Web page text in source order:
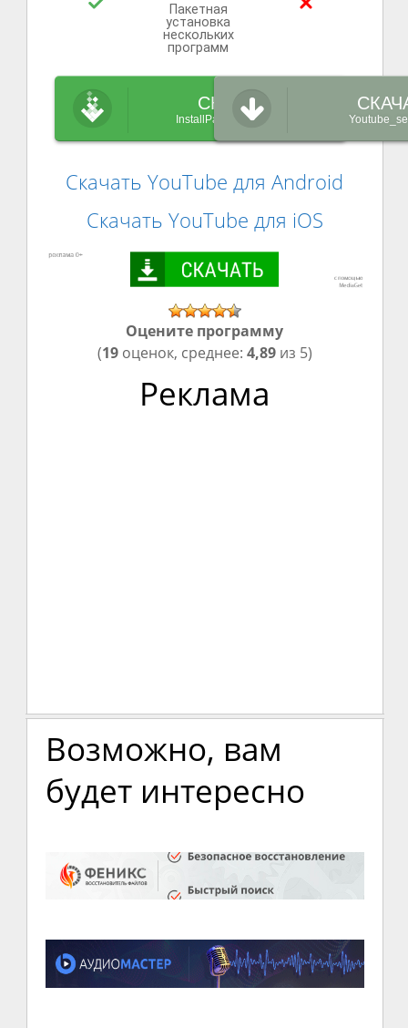
Пакетная
установка
нескольких
программ
СКАЧАТЬ
InstallPack_Youtube.exe
Скачать YouTube для Android
Скачать YouTube для iOS
Оцените программу
(19оценок, среднее: 4,89из 5)
Реклама
Возможно, вам
будет интересно